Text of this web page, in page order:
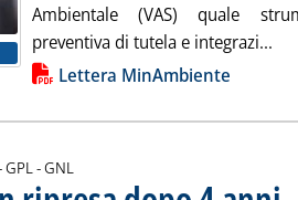
Ambientale (VAS) quale
preventiva di tutela e integrazi...
notizia
Lettera MinAmbiente
- GNL